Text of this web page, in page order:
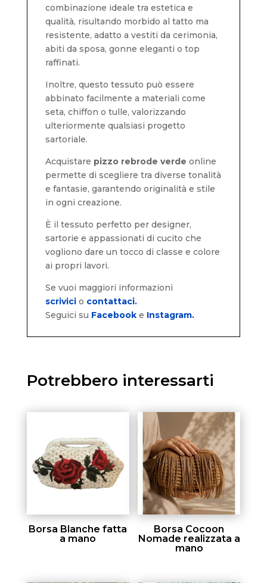
combinazione ideale tra estetica e
qualità, risultando morbido al tatto ma
resistente, adatto a vestiti da cerimonia,
abiti da sposa, gonne eleganti o top
raffinati.
Inoltre, questo tessuto può essere
abbinato facilmente a materiali come
seta, chiffon o tulle, valorizzando
ulteriormente qualsiasi progetto
sartoriale.
Acquistare pizzo rebrode verde online
permette di scegliere tra diverse tonalità
e fantasie, garantendo originalità e stile
in ogni creazione.
È il tessuto perfetto per designer,
sartorie e appassionati di cucito che
vogliono dare un tocco di classe e colore
ai propri lavori.
Se vuoi maggiori informazioni
scrivici o contattaci.
Seguici su Facebooke Instagram.
Potrebbero interessarti
Borsa Blanche fatta
a mano
Borsa Cocoon
Nomade realizzata a
mano